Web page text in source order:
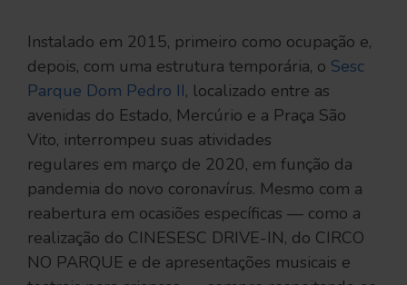
Instalado em 2015, primeiro como ocupação e,
depois, com uma estrutura temporária, o Sesc
Parque Dom Pedro II, localizado entre as
avenidas do Estado, Mercúrio e a Praça São
Vito, interrompeu suas atividades
regulares em março de 2020, em função da
pandemia do novo coronavírus. Mesmo com a
reabertura em ocasiões específicas — como a
realização do CINESESC DRIVE-IN, do CIRCO
NO PARQUE e de apresentações musicais e